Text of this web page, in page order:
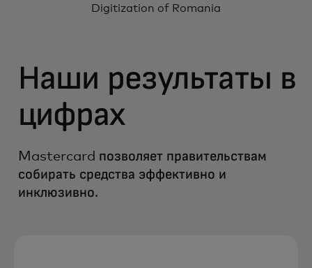
Digitization of Romania
Наши результаты в
цифрах
Mastercard позволяет правительствам
собирать средства эффективно и
инклюзивно.